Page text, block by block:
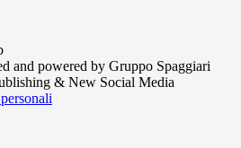
and powered by Gruppo Spaggiari
& New Social Media